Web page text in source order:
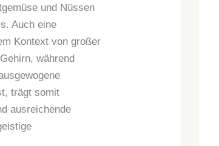
und Nüssen
Auch eine
Kontext von großer
während
trägt somit
ausreichende